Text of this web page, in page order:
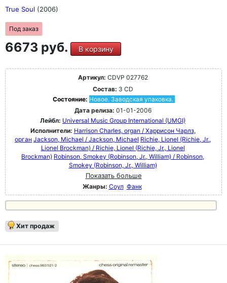
True Soul (2006)
Под заказ
6673 руб. В корзину
Артикул: CDVP 027762
Состав: 3 CD
Состояние: Новое. Заводская упаковка.
Дата релиза: 01-01-2006
Лейбл: Universal Music Group International (UMGI)
Исполнители: Harrison Charles, organ / Харрисон Чарлз,
орган Jackson, Michael / Jackson, Michael Richie, Lionel (Richie, Jr.,
Lionel Brockman) / Richie, Lionel (Richie, Jr., Lionel
Brockman) Robinson, Smokey (Robinson, Jr., William) / Robinson,
Smokey (Robinson, Jr., William)
Показать больше
Жанры: Соул Фанк
Хит продаж